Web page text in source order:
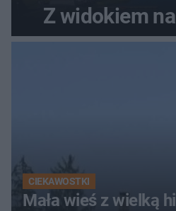
Z widokiem
szczyt Gór
CIEKAWOSTKI
Mała wieś z wielką